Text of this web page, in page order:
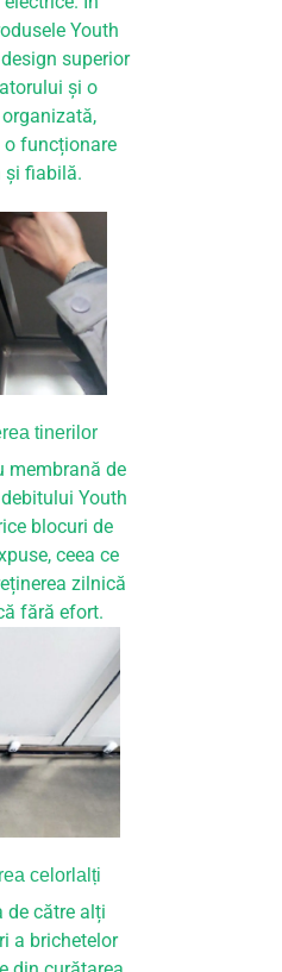
Youth
superior
și o
funcționare
și fiabilă.
tinerilor
membrană de
Youth
blocuri de
ceea ce
zilnică
fără efort.
celorlalți
de către alți
a brichetelor